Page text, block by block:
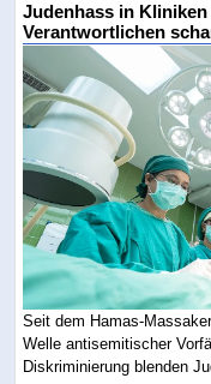
Judenhass in
Verantwortlichen
Seit dem Hamas-
Welle antisemitischer
Diskriminierung blenden